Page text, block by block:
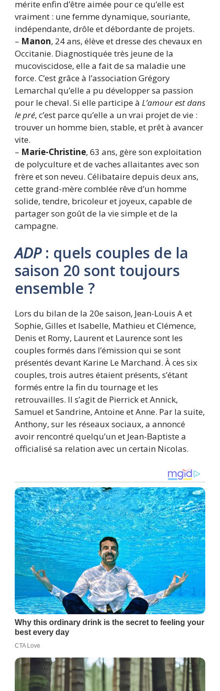
mérite enfin d’être aimée pour ce qu’elle est
vraiment : une femme dynamique, souriante,
indépendante, drôle et débordante de projets.
– Manon, 24 ans, élève et dresse des chevaux en
Occitanie. Diagnostiquée très jeune de la
mucoviscidose, elle a fait de sa maladie une
force. C’est grâce à l’association Grégory
Lemarchal qu’elle a pu développer sa passion
pour le cheval. Si elle participe à L’amour est dans
le pré, c’est parce qu’elle a un vrai projet de vie :
trouver un homme bien, stable, et prêt à avancer
vite.
– Marie-Christine, 63 ans, gère son exploitation
de polyculture et de vaches allaitantes avec son
frère et son neveu. Célibataire depuis deux ans,
cette grand-mère comblée rêve d’un homme
solide, tendre, bricoleur et joyeux, capable de
partager son goût de la vie simple et de la
campagne.
ADP: quels couples de la
saison 20 sont toujours
ensemble ?
Lors du bilan de la 20e saison, Jean-Louis A et
Sophie, Gilles et Isabelle, Mathieu et Clémence,
Denis et Romy, Laurent et Laurence sont les
couples formés dans l’émission qui se sont
présentés devant Karine Le Marchand. À ces six
couples, trois autres étaient présents, s’étant
formés entre la fin du tournage et les
retrouvailles. Il s’agit de Pierrick et Annick,
Samuel et Sandrine, Antoine et Anne. Par la suite,
Anthony, sur les réseaux sociaux, a annoncé
avoir rencontré quelqu’un et Jean-Baptiste a
officialisé sa relation avec un certain Nicolas.